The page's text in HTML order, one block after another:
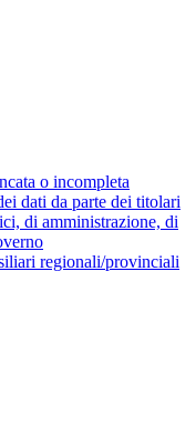
o incompleta
dati da parte dei titolari
di amministrazione, di
regionali/provinciali